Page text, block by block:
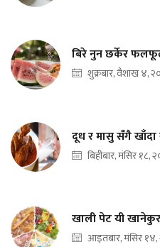
बिरे नुन छर्केर
शुक्रबार, वैशाख ४,
दूध र मासु सँगै खाँदा
बिहीबार, मंसिर १८,
खाली पेट यी
आइतबार, मंसिर